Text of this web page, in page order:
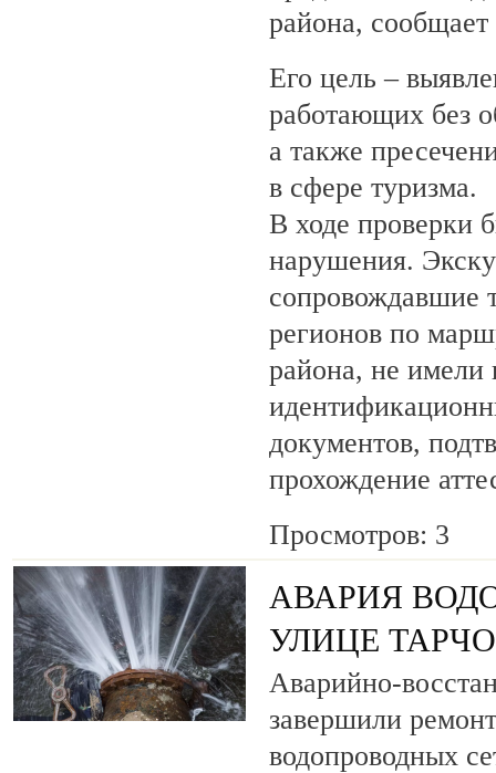
района,
Его цель –
работающих без
а также
в сфере туризма.
В ходе проверки
нарушения.
сопровождавшие
регионов по
района, не имели
документов,
прохождение
Просмотров: 3
АВАРИЯ
УЛИЦЕ
Аварийно-
завершили
водопроводных